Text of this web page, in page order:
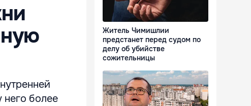
более
Житель Чимишлии
предстанет перед судом по
делу об убийстве
сожительницы